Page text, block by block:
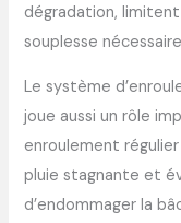
dégradation,
souplesse
Le système
joue aussi un rôle
enroulement
pluie stagnante et
d’endommager la